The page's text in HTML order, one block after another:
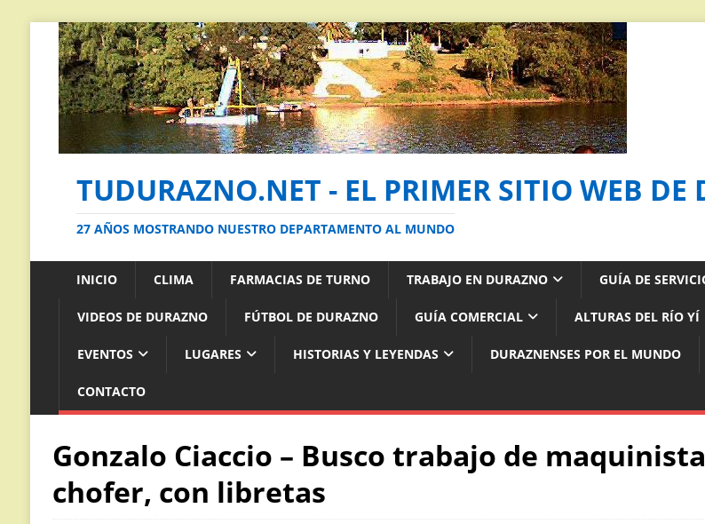
TUDURAZNO.NET - EL PRIMER SITIO WEB DE
27 AÑOS MOSTRANDO NUESTRO DEPARTAMENTO AL MUNDO
INICIO CLIMA FARMACIAS DE TURNO TRABAJO EN DURAZNO GUÍA DE
VIDEOS DE DURAZNO FÚTBOL DE DURAZNO GUÍA COMERCIAL ALTURAS DEL RÍO YÍ
EVENTOS LUGARES HISTORIAS Y LEYENDAS DURAZNENSES POR EL MUNDO
CONTACTO
Gonzalo Ciaccio – Busco trabajo de
chofer, con libretas